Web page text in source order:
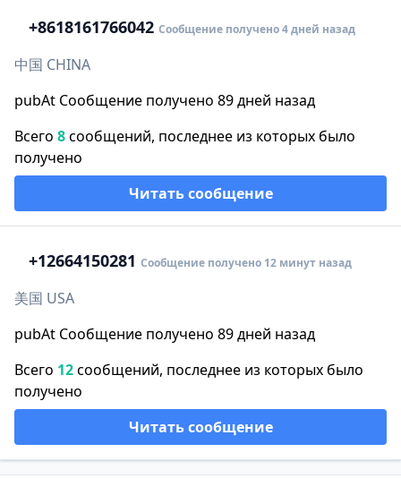
+8618161766042 Сообщение получено 4 дней назад
中国 CHINA
pubAt Сообщение получено 89 дней назад
Всего 8сообщений, последнее из которых было
получено
Читать сообщение
+12664150281 Сообщение получено 12 минут назад
美国 USA
pubAt Сообщение получено 89 дней назад
Всего 12сообщений, последнее из которых было
получено
Читать сообщение